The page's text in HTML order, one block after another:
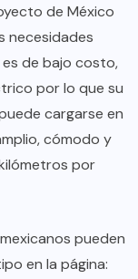
de México
necesidades
de bajo costo,
por lo que su
cargarse en
cómodo y
por
pueden
en la página: